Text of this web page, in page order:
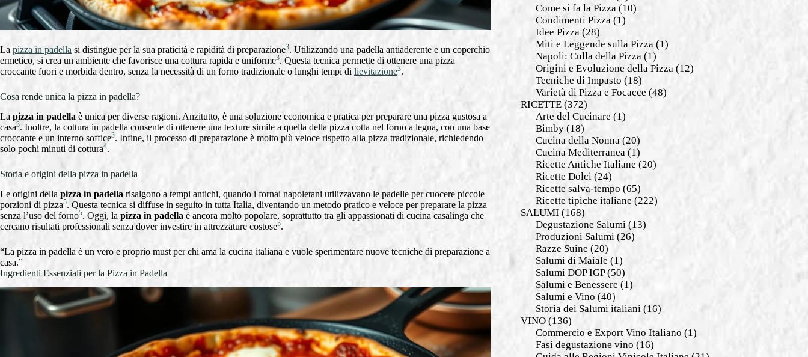
La pizza in padella si distingue per la sua praticità e rapidità di preparazione3. Utilizzando una padella antiaderente e un coperchio
ermetico, si crea un ambiente che favorisce una cottura rapida e uniforme3. Questa tecnica permette di ottenere una pizza
croccante fuori e morbida dentro, senza la necessità di un forno tradizionale o lunghi tempi di lievitazione3.
Cosa rende unica la pizza in padella?
La pizza in padella è unica per diverse ragioni. Anzitutto, è una soluzione economica e pratica per preparare una pizza gustosa a
casa3. Inoltre, la cottura in padella consente di ottenere una texture simile a quella della pizza cotta nel forno a legna, con una base
croccante e un interno soffice3. Infine, il processo di preparazione è molto più veloce rispetto alla pizza tradizionale, richiedendo
solo pochi minuti di cottura4.
Storia e origini della pizza in padella
Le origini della pizza in padella risalgono a tempi antichi, quando i fornai napoletani utilizzavano le padelle per cuocere piccole
porzioni di pizza5. Questa tecnica si diffuse in seguito in tutta Italia, diventando un metodo pratico e veloce per preparare la pizza
senza l’uso del forno5. Oggi, la pizza in padella è ancora molto popolare, soprattutto tra gli appassionati di cucina casalinga che
cercano risultati professionali senza dover investire in attrezzature costose5.
“La pizza in padella è un vero e proprio must per chi ama la cucina italiana e vuole sperimentare nuove tecniche di preparazione a
casa.”
Ingredienti Essenziali per la Pizza in Padella
Come si fa la Pizza (10)
Condimenti Pizza (1)
Idee Pizza (28)
Miti e Leggende sulla Pizza (1)
Napoli: Culla della Pizza (1)
Origini e Evoluzione della Pizza (12)
Tecniche di Impasto (18)
Varietà di Pizza e Focacce (48)
RICETTE(372)
Arte del Cucinare (1)
Bimby(18)
Cucina della Nonna (20)
Cucina Mediterranea (1)
Ricette Antiche Italiane (20)
Ricette Dolci (24)
Ricette salva-tempo (65)
Ricette tipiche italiane (222)
SALUMI (168)
Degustazione Salumi (13)
Produzioni Salumi (26)
Razze Suine (20)
Salumi di Maiale (1)
Salumi DOP IGP(50)
Salumi e Benessere (1)
Salumi e Vino (40)
Storia dei Salumi italiani (16)
VINO(136)
Commercio e Export Vino Italiano (1)
Fasi degustazione vino (16)